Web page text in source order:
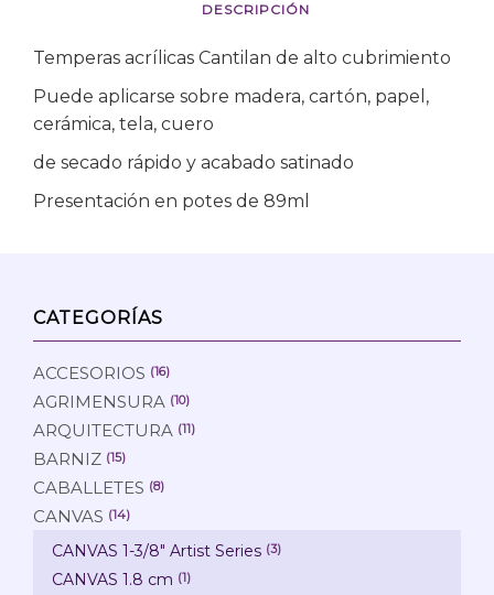
DESCRIPCIÓN
Temperas acrílicas Cantilan de alto cubrimiento
Puede aplicarse sobre madera, cartón, papel,
cerámica, tela, cuero
de secado rápido y acabado satinado
Presentación en potes de 89ml
CATEGORÍAS
ACCESORIOS (16)
AGRIMENSURA (10)
ARQUITECTURA (11)
BARNIZ (15)
CABALLETES (8)
CANVAS (14)
CANVAS 1-3/8" Artist Series (3)
CANVAS 1.8 cm (1)